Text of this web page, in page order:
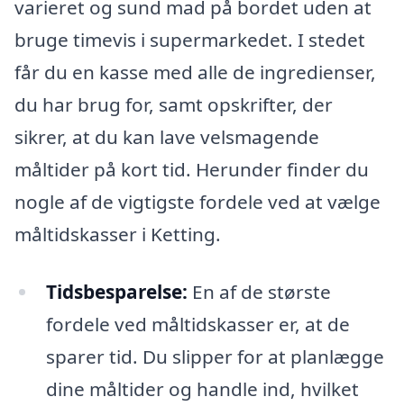
varieret og sund mad på bordet uden at
bruge timevis i supermarkedet. I stedet
får du en kasse med alle de ingredienser,
du har brug for, samt opskrifter, der
sikrer, at du kan lave velsmagende
måltider på kort tid. Herunder finder du
nogle af de vigtigste fordele ved at vælge
måltidskasser i Ketting.
Tidsbesparelse: En af de største
fordele ved måltidskasser er, at de
sparer tid. Du slipper for at planlægge
dine måltider og handle ind, hvilket